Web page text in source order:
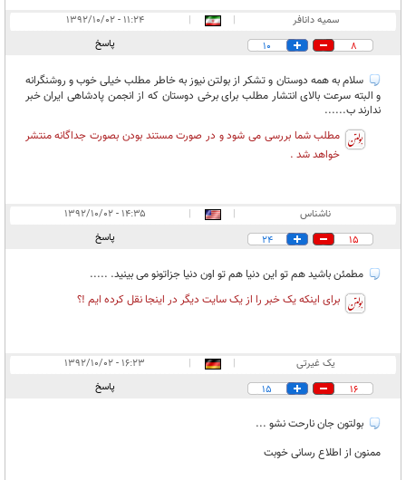
سمیه دانافر |
|
۱۱:۲۴ - ۱۳۹۲/۱۰/۰۲
8
10 پاسخ
سلام به همه دوستان و تشکر از بولتن نیوز به خاطر مطلب خیلی خوب و روشنگرانه
و البته سرعت بالای انتشار مطلب برای برخی دوستان که از انجمن پادشاهی ایران خبر
ندارند ب......
مطلب شما بررسی می شود و در صورت مستند بودن بصورت جداگانه منتشر
خواهد شد .
ناشناس |
|
۱۴:۳۵ - ۱۳۹۲/۱۰/۰۲
15
24 پاسخ
مطمئن باشید هم تو این دنیا هم تو اون دنیا جزاتونو می بینید. .....
برای اینکه یک خبر را از یک سایت دیگر در اینجا نقل کرده ایم !؟
یک غیرتی |
|
۱۶:۲۳ - ۱۳۹۲/۱۰/۰۲
16
15 پاسخ
بولتون جان نارحت نشو ...
ممنون از اطلاع رسانی خوبت